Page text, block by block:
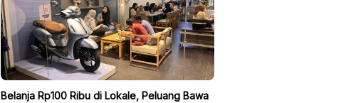
Belanja Rp100 Ribu di Lokale, Peluang Bawa